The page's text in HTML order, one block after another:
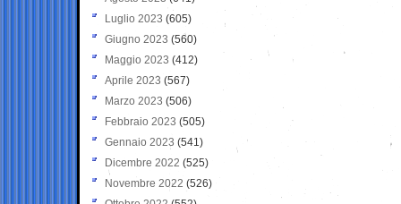
Luglio 2023 (605)
Giugno 2023 (560)
Maggio 2023 (412)
Aprile 2023 (567)
Marzo 2023 (506)
Febbraio 2023 (505)
Gennaio 2023 (541)
Dicembre 2022 (525)
Novembre 2022 (526)